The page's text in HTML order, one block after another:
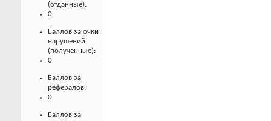
(отданные):
0
Баллов за очки
нарушений
(полученные):
0
Баллов за
рефералов:
0
Баллов за